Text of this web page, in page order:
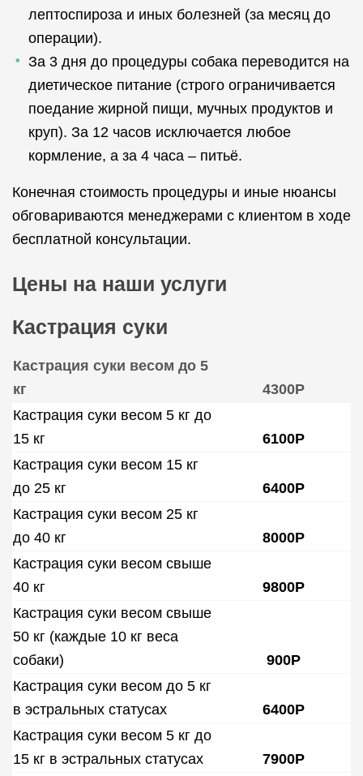
лептоспироза и иных болезней (за месяц до
операции).
За 3 дня до процедуры собака переводится на
диетическое питание (строго ограничивается
поедание жирной пищи, мучных продуктов и
круп). За 12 часов исключается любое
кормление, а за 4 часа – питьё.
Конечная стоимость процедуры и иные нюансы
обговариваются менеджерами с клиентом в ходе
бесплатной консультации.
Цены на наши услуги
Кастрация суки
Кастрация суки весом до 5
кг
4300Р
Кастрация суки весом 5 кг до
15 кг
6100Р
Кастрация суки весом 15 кг
до 25 кг
6400Р
Кастрация суки весом 25 кг
до 40 кг
8000Р
Кастрация суки весом свыше
40 кг
9800Р
Кастрация суки весом свыше
50 кг (каждые 10 кг веса
собаки)
900Р
Кастрация суки весом до 5 кг
в эстральных статусах
6400Р
Кастрация суки весом 5 кг до
15 кг в эстральных статусах
7900Р